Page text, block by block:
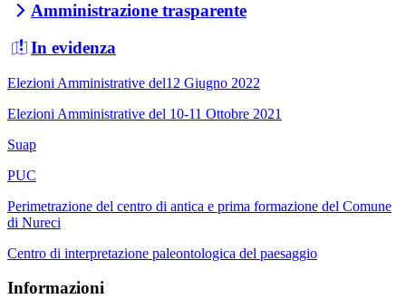
Amministrazione trasparente
In evidenza
Elezioni Amministrative del12 Giugno 2022
Elezioni Amministrative del 10-11 Ottobre 2021
Suap
PUC
Perimetrazione del centro di antica e prima formazione del Comune
di Nureci
Centro di interpretazione paleontologica del paesaggio
Informazioni